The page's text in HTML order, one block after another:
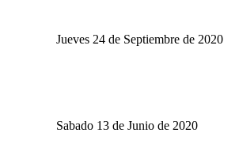
Jueves 24 de Septiembre de 2020
Sabado 13 de Junio de 2020